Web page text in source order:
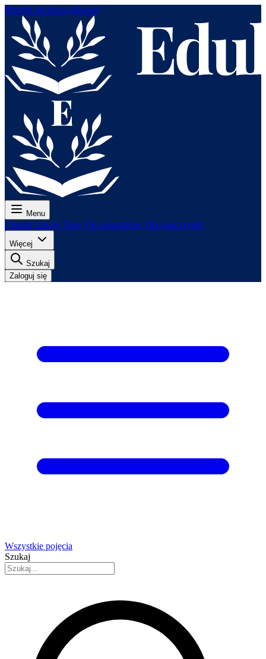
Przejdź do treści głównej
Menu
Cennik Lekcje Testy Do egzaminów Dla nauczycieli
Więcej
Szukaj
Zaloguj się
Wszystkie pojęcia
Szukaj